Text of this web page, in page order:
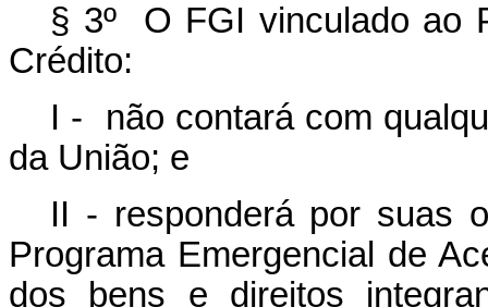
§ 3º O FGI vinculado ao
Crédito:
I - não contará com
da União; e
II - responderá por suas
Programa Emergencial de
dos bens e direitos